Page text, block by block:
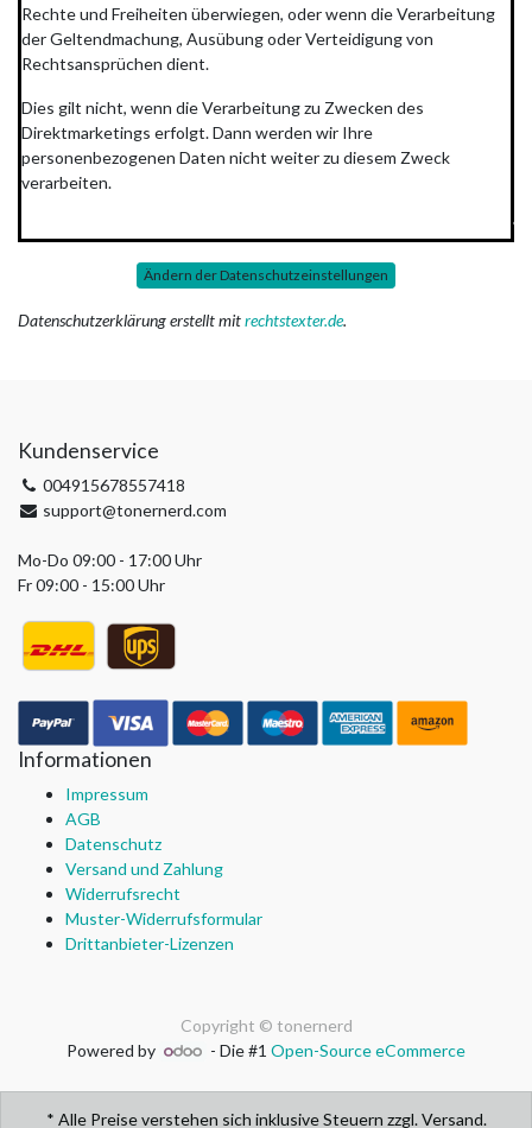
Rechte und Freiheiten überwiegen, oder wenn die Verarbeitung
der Geltendmachung, Ausübung oder Verteidigung von
Rechtsansprüchen dient.
Dies gilt nicht, wenn die Verarbeitung zu Zwecken des
Direktmarketings erfolgt. Dann werden wir Ihre
personenbezogenen Daten nicht weiter zu diesem Zweck
verarbeiten.
Ändern der Datenschutzeinstellungen
Datenschutzerklärung erstellt mitrechtstexter.de.
Kundenservice
004915678557418
support@tonernerd.com
Mo-Do 09:00 - 17:00 Uhr
Fr 09:00 - 15:00 Uhr
Informationen
Impressum
AGB
Datenschutz
Versand und Zahlung
Widerrufsrecht
Muster-Widerrufsformular
Drittanbieter-Lizenzen
Copyright © tonernerd
Powered by
- Die #1Open-Source eCommerce
* Alle Preise verstehen sich inklusive Steuern zzgl. Versand.